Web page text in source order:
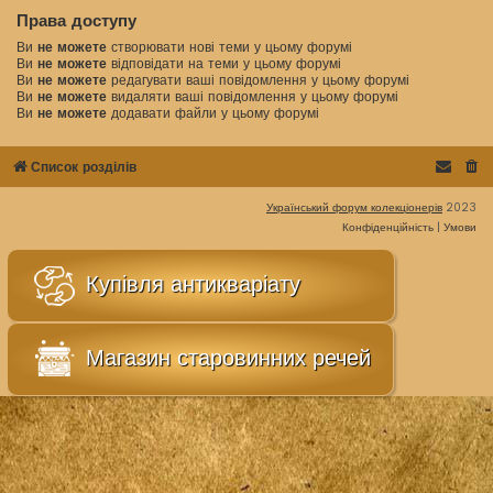
Права доступу
Ви не можете створювати нові теми у цьому форумі
Ви не можете відповідати на теми у цьому форумі
Ви не можете редагувати ваші повідомлення у цьому форумі
Ви не можете видаляти ваші повідомлення у цьому форумі
Ви не можете додавати файли у цьому форумі
Список розділів
Український форум колекціонерів 2023
Конфіденційність | Умови
Купівля антикваріату
Магазин старовинних речей